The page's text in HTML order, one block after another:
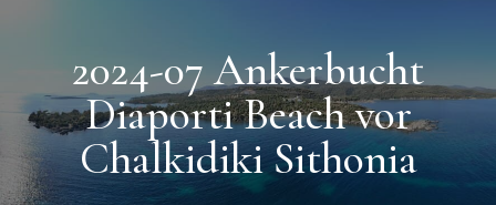
2024-07 Ankerbucht
Diaporti Beach vor
Chalkidiki Sithonia